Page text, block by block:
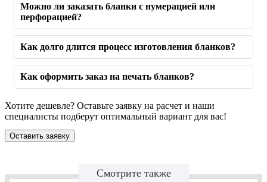
Можно ли заказать бланки с нумерацией или
перфорацией?
Как долго длится процесс изготовления бланков?
Как оформить заказ на печать бланков?
Хотите дешевле? Оставьте заявку на расчет и наши
специалисты подберут оптимальный вариант для вас!
Оставить заявку
Смотрите также